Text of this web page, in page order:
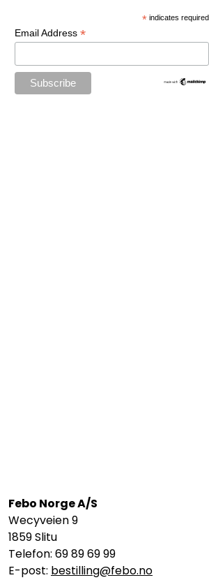
* indicates required
Email Address *
Febo Norge A/S
Wecyveien 9
1859 Slitu
Telefon: 69 89 69 99
E-post: bestilling@febo.no